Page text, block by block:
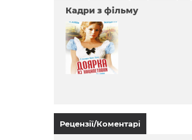
Кадри з фільму
Рецензії/Коментарі